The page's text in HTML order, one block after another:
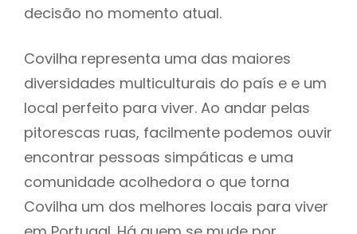
decisão no momento atual.
Covilha representa uma das maiores
diversidades multiculturais do país e e um
local perfeito para viver. Ao andar pelas
pitorescas ruas, facilmente podemos ouvir
encontrar pessoas simpáticas e uma
comunidade acolhedora o que torna
Covilha um dos melhores locais para viver